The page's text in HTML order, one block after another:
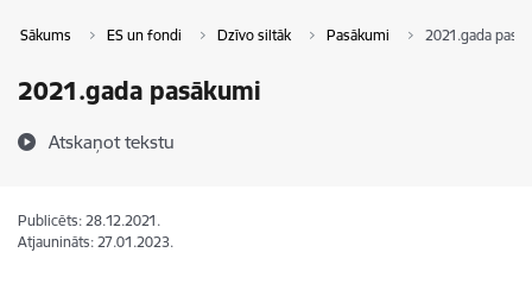
Sākums ES un fondi Dzīvo siltāk Pasākumi 2021.gada
2021.gada pasākumi
Atskaņot tekstu
Publicēts: 28.12.2021.
Atjaunināts: 27.01.2023.